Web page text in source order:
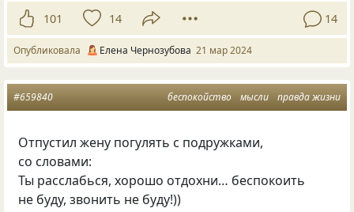
101 14 14
Опубликовала Елена Чернозубова 21 мар 2024
беспокойство мысли правда жизни
#659840
Отпустил жену погулять с подружками,
со словами:
Ты расслабься, хорошо отдохни… беспокоить
не буду, звонить не буду!))